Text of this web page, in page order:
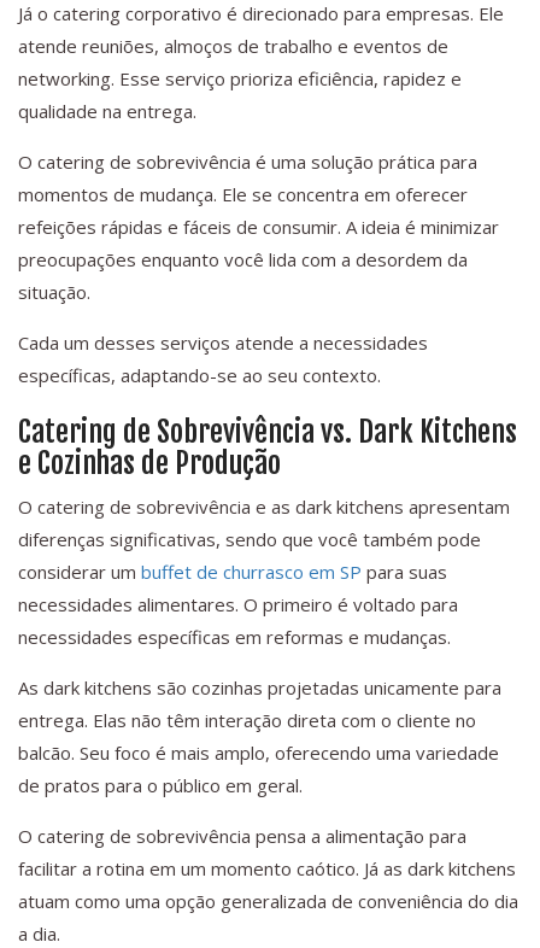
Já o catering corporativo é direcionado para empresas. Ele
atende reuniões, almoços de trabalho e eventos de
networking. Esse serviço prioriza eficiência, rapidez e
qualidade na entrega.
O catering de sobrevivência é uma solução prática para
momentos de mudança. Ele se concentra em oferecer
refeições rápidas e fáceis de consumir. A ideia é minimizar
preocupações enquanto você lida com a desordem da
situação.
Cada um desses serviços atende a necessidades
específicas, adaptando-se ao seu contexto.
Catering de Sobrevivência vs. Dark Kitchens
e Cozinhas de Produção
O catering de sobrevivência e as dark kitchens apresentam
diferenças significativas, sendo que você também pode
considerar um buffet de churrasco em SP para suas
necessidades alimentares. O primeiro é voltado para
necessidades específicas em reformas e mudanças.
As dark kitchens são cozinhas projetadas unicamente para
entrega. Elas não têm interação direta com o cliente no
balcão. Seu foco é mais amplo, oferecendo uma variedade
de pratos para o público em geral.
O catering de sobrevivência pensa a alimentação para
facilitar a rotina em um momento caótico. Já as dark kitchens
atuam como uma opção generalizada de conveniência do dia
a dia.